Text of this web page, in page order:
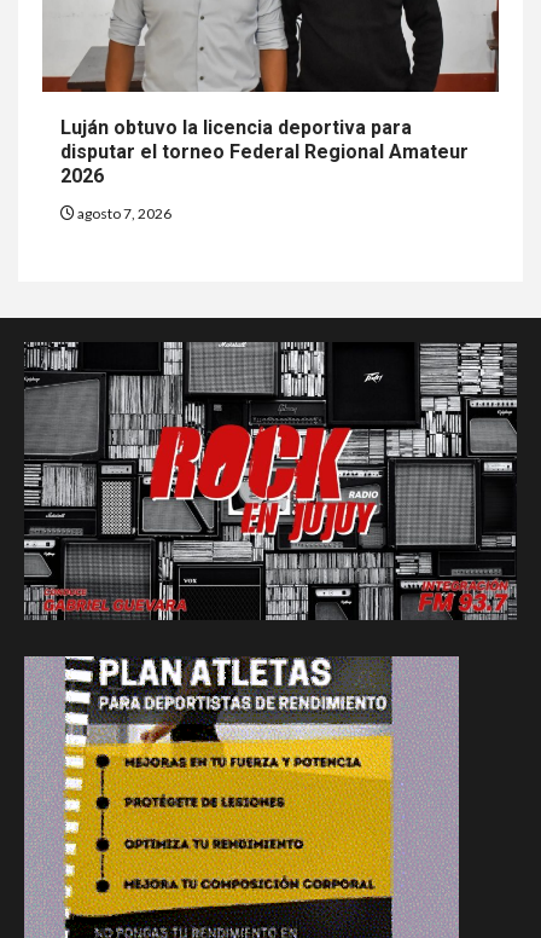
Luján obtuvo la licencia deportiva para
disputar el torneo Federal Regional Amateur
2026
agosto 7, 2026